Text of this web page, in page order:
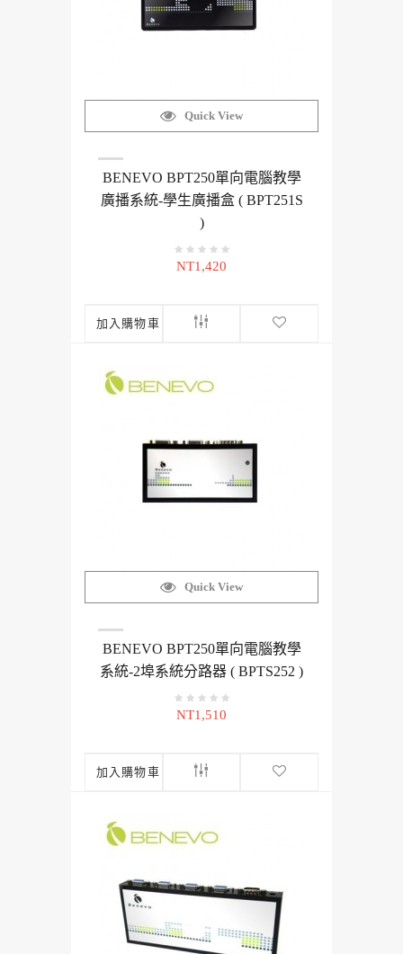
Quick View
BENEVO BPT250單向電腦教學
廣播系統-學生廣播盒 ( BPT251S
)
NT1,420
加入購物車
Quick View
BENEVO BPT250單向電腦教學
系統-2埠系統分路器 ( BPTS252 )
NT1,510
加入購物車